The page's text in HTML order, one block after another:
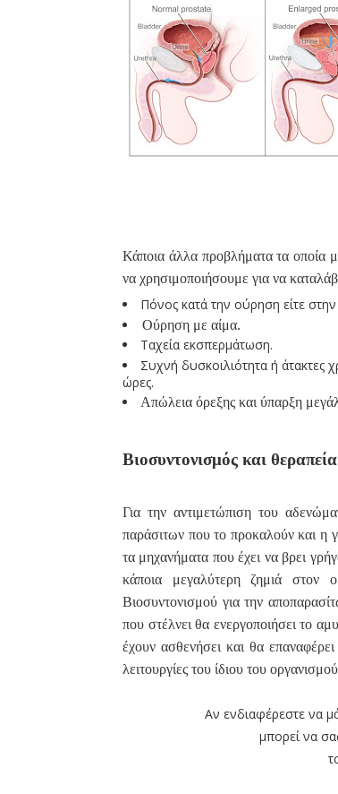
Κάποια άλλα προβλήματα τα οποία
να χρησιμοποιήσουμε για να
Πόνος κατά την ούρηση είτε
Ούρηση με αίμα.
Ταχεία εκσπερμάτωση.
Συχνή δυσκοιλιότητα ή άτακτες
ώρες.
Απώλεια όρεξης και ύπαρξη
Βιοσυντονισμός και
Για την αντιμετώπιση του
παράσιτων που το προκαλούν και η
τα μηχανήματα που έχει να βρει
κάποια μεγαλύτερη ζημιά στον
Βιοσυντονισμού για την
που στέλνει θα ενεργοποιήσει το
έχουν ασθενήσει και θα επαναφέρει
λειτουργίες του ίδιου του
Αν ενδιαφέρεστε να
μπορείνα